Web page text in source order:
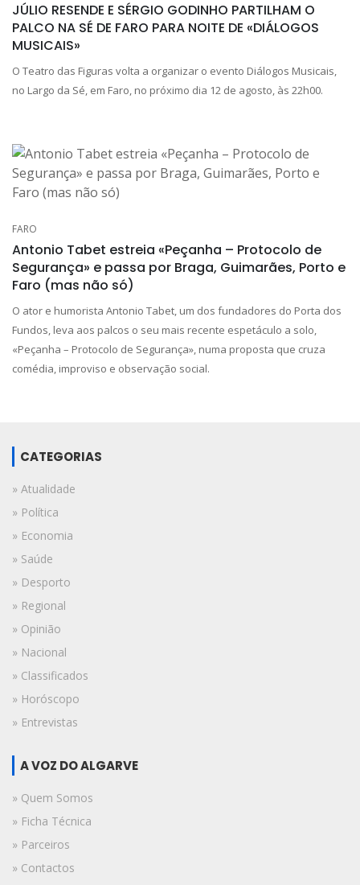
JÚLIO RESENDE E SÉRGIO GODINHO PARTILHAM O
PALCO NA SÉ DE FARO PARA NOITE DE «DIÁLOGOS
MUSICAIS»
O Teatro das Figuras volta a organizar o evento Diálogos Musicais,
no Largo da Sé, em Faro, no próximo dia 12 de agosto, às 22h00.
FARO
Antonio Tabet estreia «Peçanha – Protocolo de
Segurança» e passa por Braga, Guimarães, Porto e
Faro (mas não só)
O ator e humorista Antonio Tabet, um dos fundadores do Porta dos
Fundos, leva aos palcos o seu mais recente espetáculo a solo,
«Peçanha – Protocolo de Segurança», numa proposta que cruza
comédia, improviso e observação social.
CATEGORIAS
» Atualidade
» Política
» Economia
» Saúde
» Desporto
» Regional
» Opinião
» Nacional
» Classificados
» Horóscopo
» Entrevistas
A VOZ DO ALGARVE
» Quem Somos
» Ficha Técnica
» Parceiros
» Contactos